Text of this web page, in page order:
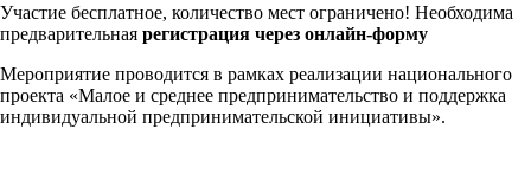
Участие бесплатное, количество мест ограничено! Необходима
предварительная регистрация через онлайн-форму
Мероприятие проводится в рамках реализации национального
проекта «Малое и среднее предпринимательство и поддержка
индивидуальной предпринимательской инициативы».